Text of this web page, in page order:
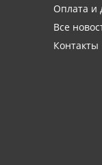
Оплата и
Все
Контакты